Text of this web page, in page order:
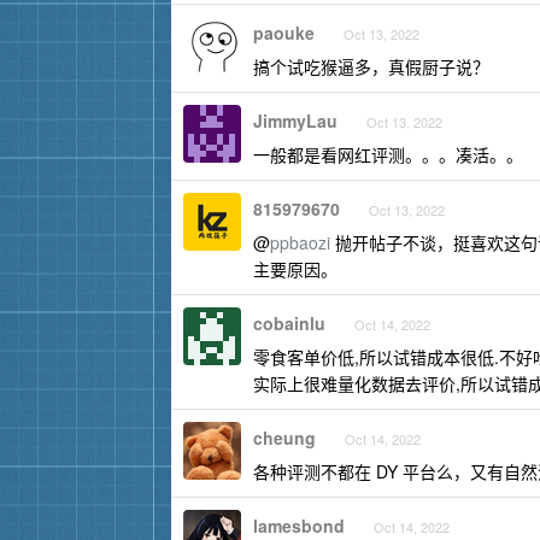
paouke Oct 13, 2022
搞个试吃猴逼多，真假厨子说？
JimmyLau Oct 13, 2022
一般都是看网红评测。。。凑活。。
815979670 Oct 13, 2022
@ppbaozi 抛开帖子不谈，挺喜欢这
主要原因。
cobainlu Oct 14, 2022
零食客单价低,所以试错成本很低.不
实际上很难量化数据去评价,所以试错
cheung Oct 14, 2022
各种评测不都在 DY 平台么，又有自
lamesbond Oct 14, 2022